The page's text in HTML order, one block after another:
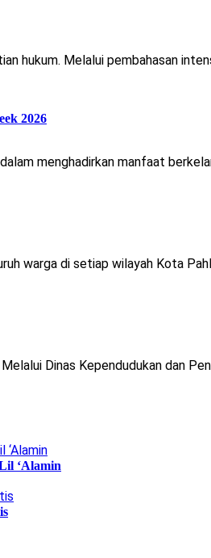
hukum. Melalui pembahasan
2026
menghadirkan manfaat
warga di setiap wilayah Kota
Dinas Kependudukan dan
‘Alamin